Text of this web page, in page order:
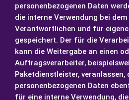
personenbezogenen Daten
die interne Verwendung bei
Verantwortlichen und für
gespeichert. Der für die
kann die Weitergabe an einen
Auftragsverarbeiter,
Paketdienstleister, veranlassen,
personenbezogenen Daten
für eine interne Verwendung,